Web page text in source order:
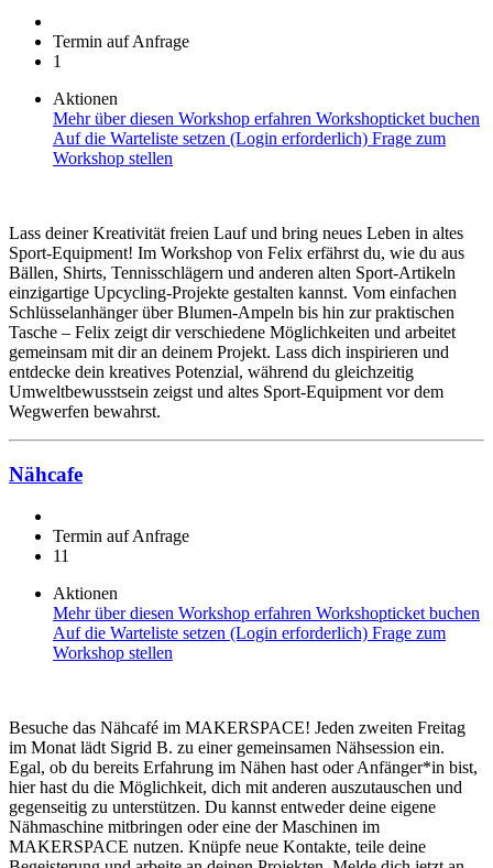
Termin auf Anfrage
1
Aktionen
Mehr über diesen Workshop erfahren Workshopticket buchen
Auf die Warteliste setzen (Login erforderlich) Frage zum
Workshop stellen
Lass deiner Kreativität freien Lauf und bring neues Leben in altes
Sport-Equipment! Im Workshop von Felix erfährst du, wie du aus
Bällen, Shirts, Tennisschlägern und anderen alten Sport-Artikeln
einzigartige Upcycling-Projekte gestalten kannst. Vom einfachen
Schlüsselanhänger über Blumen-Ampeln bis hin zur praktischen
Tasche – Felix zeigt dir verschiedene Möglichkeiten und arbeitet
gemeinsam mit dir an deinem Projekt. Lass dich inspirieren und
entdecke dein kreatives Potenzial, während du gleichzeitig
Umweltbewusstsein zeigst und altes Sport-Equipment vor dem
Wegwerfen bewahrst.
Nähcafe
Termin auf Anfrage
11
Aktionen
Mehr über diesen Workshop erfahren Workshopticket buchen
Auf die Warteliste setzen (Login erforderlich) Frage zum
Workshop stellen
Besuche das Nähcafé im MAKERSPACE! Jeden zweiten Freitag
im Monat lädt Sigrid B. zu einer gemeinsamen Nähsession ein.
Egal, ob du bereits Erfahrung im Nähen hast oder Anfänger*in bist,
hier hast du die Möglichkeit, dich mit anderen auszutauschen und
gegenseitig zu unterstützen. Du kannst entweder deine eigene
Nähmaschine mitbringen oder eine der Maschinen im
MAKERSPACE nutzen. Knüpfe neue Kontakte, teile deine